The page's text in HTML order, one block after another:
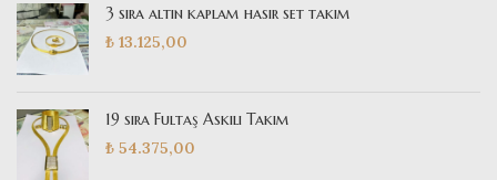
3 sıra altın kaplam hasır set takım
₺ 13.125,00
19 sıra Fultaş Askılı Takım
₺ 54.375,00